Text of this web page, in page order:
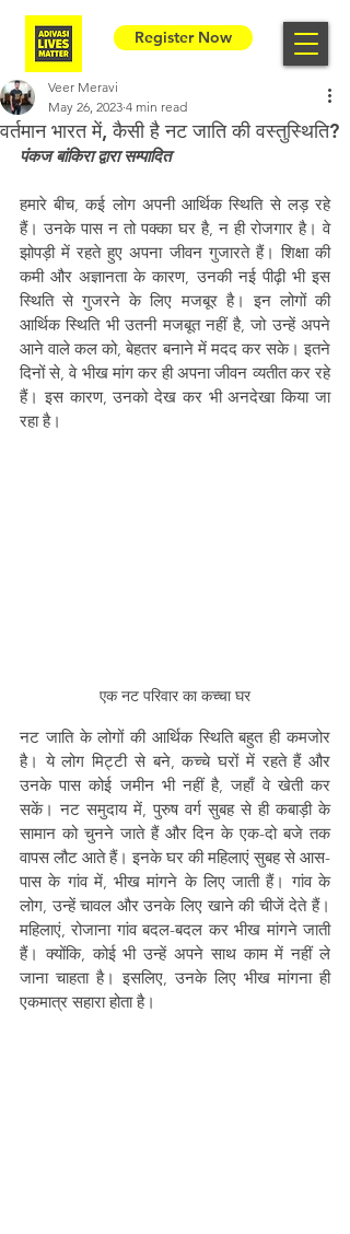
Register Now
वर्तमान भारत में, कैसी है नट जाति की वस्तुस्थिति?
Veer Meravi
May 26, 2023 4 min read
पंकज बांकिरा द्वारा सम्पादित
हमारे बीच, कई लोग अपनी आर्थिक स्थिति से लड़ रहे
हैं। उनके पास न तो पक्का घर है, न ही रोजगार है। वे
झोपड़ी में रहते हुए अपना जीवन गुजारते हैं। शिक्षा की
कमी और अज्ञानता के कारण, उनकी नई पीढ़ी भी इस
स्थिति से गुजरने के लिए मजबूर है। इन लोगों की
आर्थिक स्थिति भी उतनी मजबूत नहीं है, जो उन्हें अपने
आने वाले कल को, बेहतर बनाने में मदद कर सके। इतने
दिनों से, वे भीख मांग कर ही अपना जीवन व्यतीत कर रहे
हैं। इस कारण, उनको देख कर भी अनदेखा किया जा
रहा है।
एक नट परिवार का कच्चा घर
नट जाति के लोगों की आर्थिक स्थिति बहुत ही कमजोर
है। ये लोग मिट्टी से बने, कच्चे घरों में रहते हैं और
उनके पास कोई जमीन भी नहीं है, जहाँ वे खेती कर
सकें। नट समुदाय में, पुरुष वर्ग सुबह से ही कबाड़ी के
सामान को चुनने जाते हैं और दिन के एक-दो बजे तक
वापस लौट आते हैं। इनके घर की महिलाएं सुबह से आस-
पास के गांव में, भीख मांगने के लिए जाती हैं। गांव के
लोग, उन्हें चावल और उनके लिए खाने की चीजें देते हैं।
महिलाएं, रोजाना गांव बदल-बदल कर भीख मांगने जाती
हैं। क्योंकि, कोई भी उन्हें अपने साथ काम में नहीं ले
जाना चाहता है। इसलिए, उनके लिए भीख मांगना ही
एकमात्र सहारा होता है।